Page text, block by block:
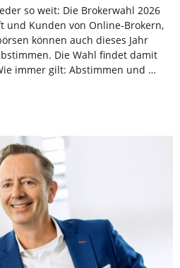
so weit: Die Brokerwahl 2026
und Kunden von Online-Brokern,
können auch dieses Jahr
Die Wahl findet damit
immer gilt: Abstimmen und …